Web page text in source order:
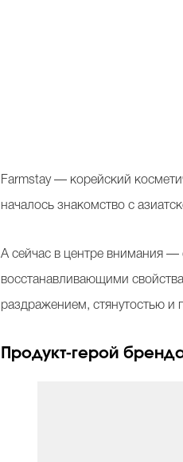
Farmstay — корейский
началось знакомство с
А сейчас в центре внимания —
восстанавливающими
раздражением, стянутостью и
Продукт-герой